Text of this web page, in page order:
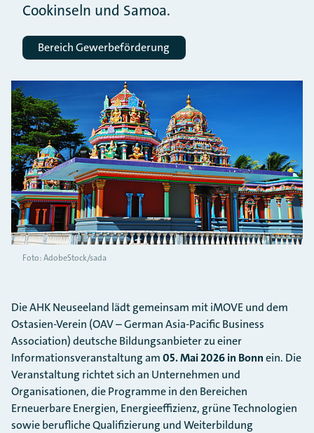
Cookinseln und Samoa.
Bereich Gewerbeförderung
Foto: AdobeStock/sada
Die AHK Neuseeland lädt gemeinsam mit iMOVE und dem
Ostasien-Verein (OAV – German Asia-Pacific Business
Association) deutsche Bildungsanbieter zu einer
Informationsveranstaltung am05. Mai 2026 in Bonnein. Die
Veranstaltung richtet sich an Unternehmen und
Organisationen, die Programme in den Bereichen
Erneuerbare Energien, Energieeffizienz, grüne Technologien
sowie berufliche Qualifizierung und Weiterbildung